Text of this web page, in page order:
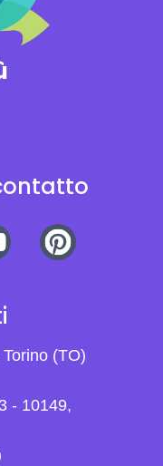
(TO)
- 10149,